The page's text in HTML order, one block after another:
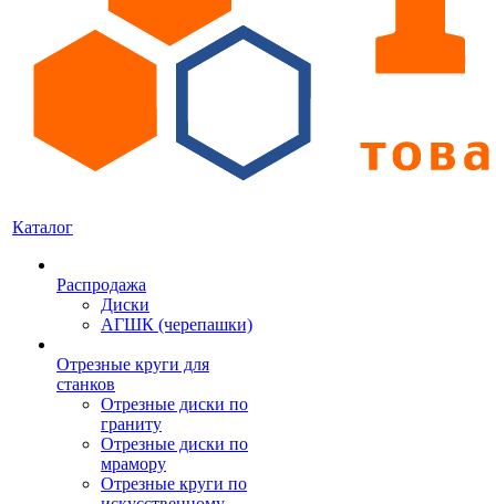
Каталог
Распродажа
Диски
АГШК (черепашки)
Отрезные круги для
станков
Отрезные диски по
граниту
Отрезные диски по
мрамору
Отрезные круги по